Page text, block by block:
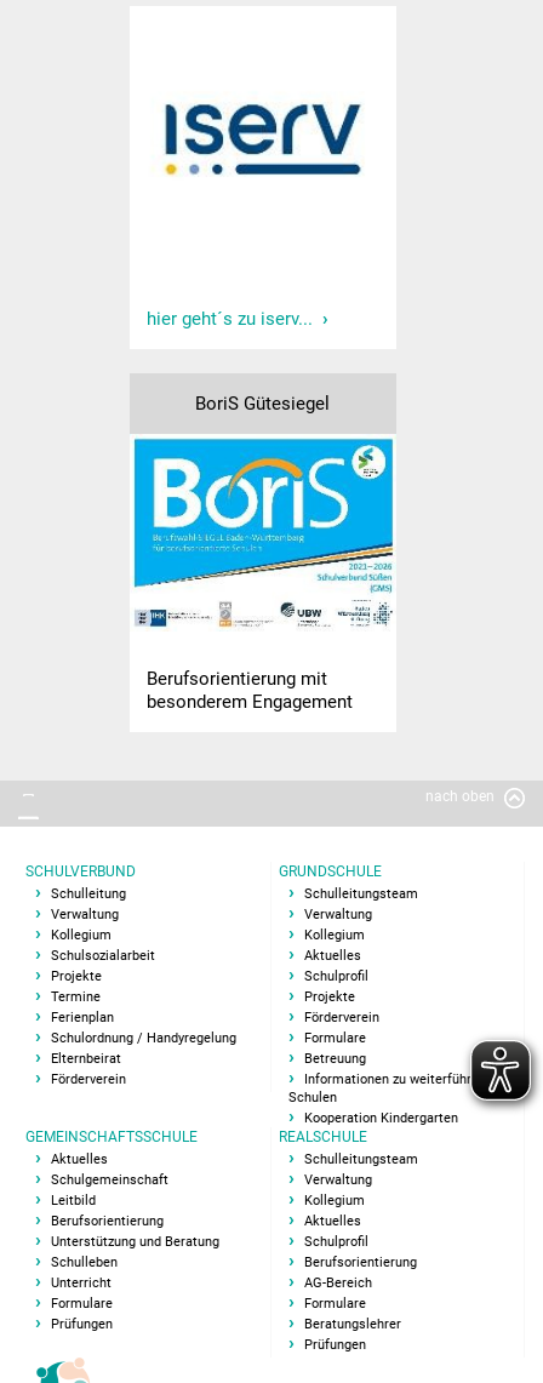
Schulsozialarbeit
Sport und Bewegung
Lesebegleiter
Lese-Aktionstage
Koko Reli
Förderverein
Betreuung
weiterführenden Schulen
Gemeinschaftsschule
Aktuelles
Schulgemeinschaft
Schulleitungsteam
Sekretariat GMS
Kollegium
Pädag. Assistentin
Hausmeister
hier geht´s zu iserv...
BoriS Gütesiegel
Berufsorientierung mit
besonderem Engagement
nach oben
SCHULVERBUND
Schulleitung
Verwaltung
Kollegium
Schulsozialarbeit
Projekte
Termine
Ferienplan
Schulordnung / Handyregelung
Elternbeirat
Förderverein
GRUNDSCHULE
Schulleitungsteam
Verwaltung
Kollegium
Aktuelles
Schulprofil
Projekte
Förderverein
Formulare
Betreuung
Informationen zu weiterführenden
Schulen
Kooperation Kindergarten
GEMEINSCHAFTSSCHULE
Aktuelles
Schulgemeinschaft
Leitbild
Berufsorientierung
Unterstützung und Beratung
Schulleben
Unterricht
Formulare
Prüfungen
REALSCHULE
Schulleitungsteam
Verwaltung
Kollegium
Aktuelles
Schulprofil
Berufsorientierung
AG-Bereich
Formulare
Beratungslehrer
Prüfungen